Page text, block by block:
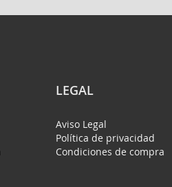
LEGAL
Aviso Legal
Política de privacidad
Condiciones de compra